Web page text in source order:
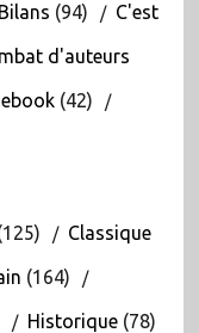
Bilans (94) C'est
d'auteurs
(42)
Classique
(164)
Historique(78)